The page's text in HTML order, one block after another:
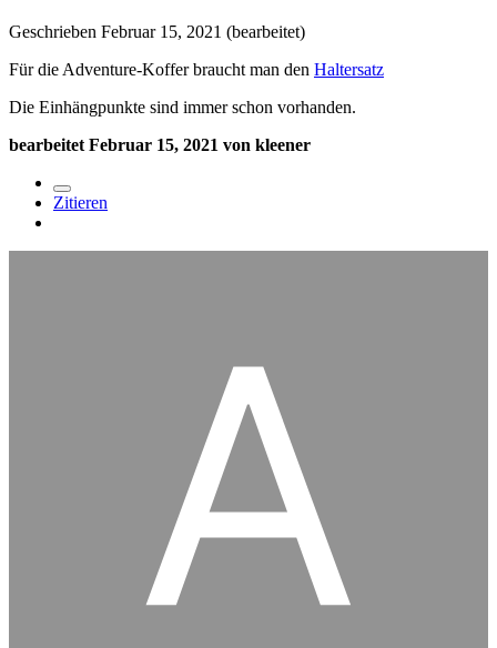
Geschrieben Februar 15, 2021 (bearbeitet)
Für die Adventure-Koffer braucht man den Haltersatz
Die Einhängpunkte sind immer schon vorhanden.
bearbeitet Februar 15, 2021 von kleener
Zitieren